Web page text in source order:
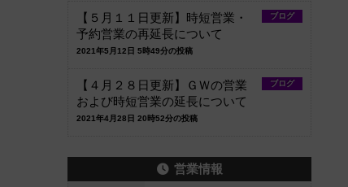
ブログ
【５月１１日更新】時短営業・
予約営業の再延長について
2021年5月12日 5時49分の投稿
ブログ
【４月２８日更新】ＧＷの営業
および時短営業の延長について
2021年4月28日 20時52分の投稿
営業情報